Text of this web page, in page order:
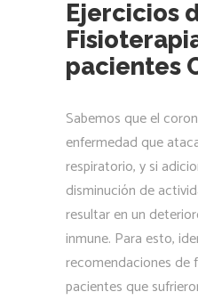
Ejercicios
pacientes
Sabemos que el
enfermedad que
respiratorio, y si
disminución de
resultar en un
inmune. Para esto,
recomendaciones de
pacientes que